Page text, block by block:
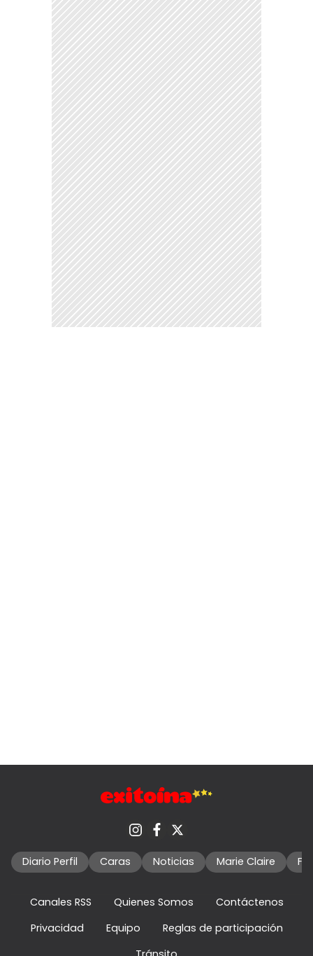
Diario Perfil Caras Noticias Marie Claire
Canales RSS Quienes Somos
Contáctenos
Privacidad
Equipo
Reglas de participación